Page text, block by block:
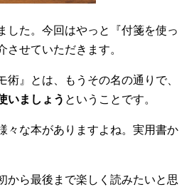
した。今回はやっと『付箋を使っ
させていただきます。
術』とは、もうその名の通りで、
いましょう ということです。
々な本がありますよね。実用書か
から最後まで楽しく読みたいと思